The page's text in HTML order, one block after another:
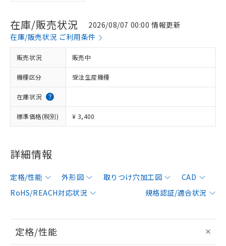
在庫/販売状況
2026/08/07 00:00 情報更新
在庫/販売状況 ご利用条件
販売状況 販売中
機種区分 受注生産機種
在庫状況
標準価格(税別) ¥ 3,400
詳細情報
定格/性能 外形図 取りつけ穴加工図
CAD
RoHS/REACH対応状況
規格認証/適合状況
定格/性能